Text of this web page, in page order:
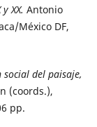
XX. Antonio
México DF,
del paisaje,
(coords.),
pp.